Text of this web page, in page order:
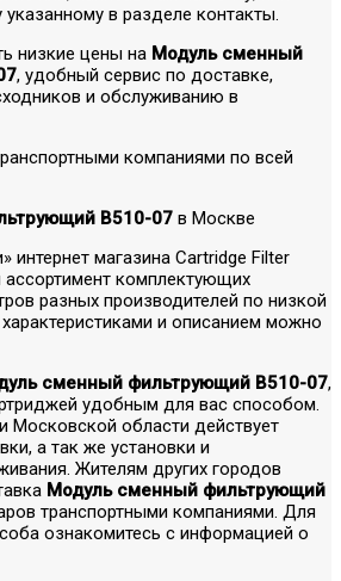
в разделе контакты.
низкие цены на Модуль сменный
, удобный сервис по доставке,
и обслуживанию в
компаниями по всей
В510-07 в Москве
интернет магазина Cartridge Filter
комплектующих
разных производителей по низкой
и описанием можно
сменный фильтрующий В510-07,
удобным для вас способом.
области действует
а так же установки и
Жителям других городов
Модуль сменный фильтрующий
транспортными компаниями. Для
ознакомитесь с информацией о